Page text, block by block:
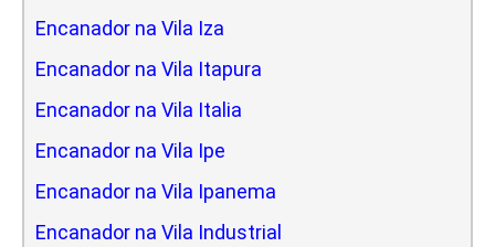
Encanador na Vila Iza
Encanador na Vila Itapura
Encanador na Vila Italia
Encanador na Vila Ipe
Encanador na Vila Ipanema
Encanador na Vila Industrial